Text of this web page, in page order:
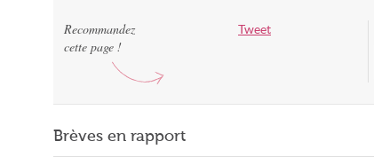
Tweet
Recommandez
cette page !
Brèves en rapport